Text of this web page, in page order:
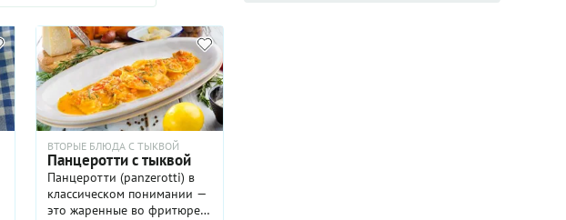
ВТОРЫЕ БЛЮДА С ТЫКВОЙ
Панцеротти с тыквой
Панцеротти (panzerotti) в
классическом понимании —
это жаренные во фритюре